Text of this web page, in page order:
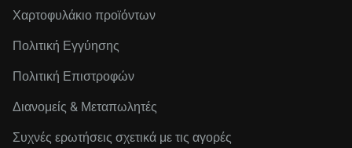
Χαρτοφυλάκιο προϊόντων
Πολιτική Εγγύησης
Πολιτική Επιστροφών
Διανομείς & Μεταπωλητές
Συχνές ερωτήσεις σχετικά με τις αγορές